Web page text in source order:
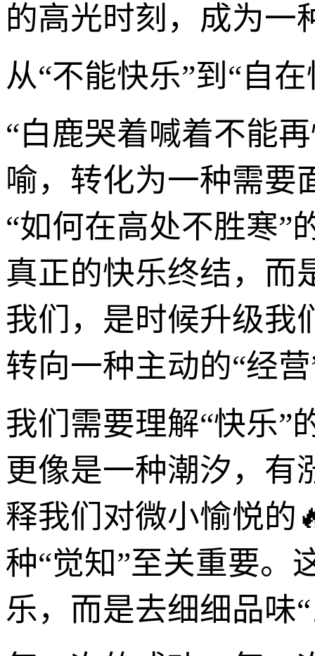
的高光时刻，成为一
从“不能快乐”到“自
“白鹿哭着喊着不能
喻，转化为一种需要
“如何在高处不胜寒”
真正的快乐终结，而
我们，是时候升级我
转向一种主动的“经
我们需要理解“快乐”
更像是一种潮汐，有
释我们对微小愉悦的
种“觉知”至关重要。
乐，而是去细细品味